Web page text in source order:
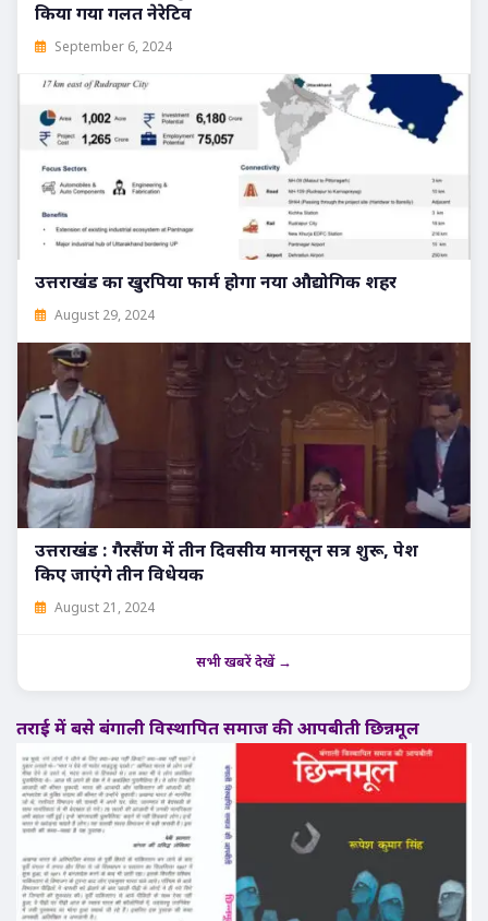
किया गया गलत नेरेटिव
September 6, 2024
उत्तराखंड का खुरपिया फार्म होगा नया औद्योगिक शहर
August 29, 2024
उत्तराखंड : गैरसैंण में तीन दिवसीय मानसून सत्र शुरू, पेश
किए जाएंगे तीन विधेयक
August 21, 2024
सभी खबरें देखें →
तराई में बसे बंगाली विस्थापित समाज की आपबीती छिन्नमूल